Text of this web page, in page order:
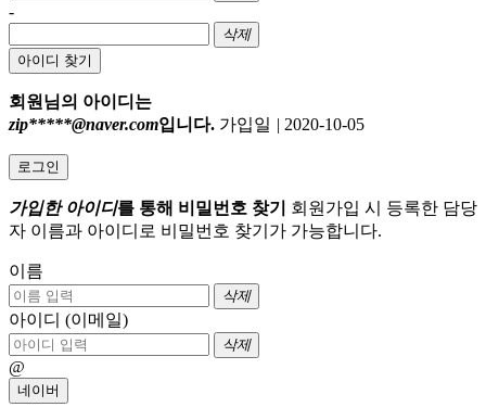
-
삭제
아이디 찾기
회원님의 아이디는
zip*****@naver.com입니다. 가입일 | 2020-10-05
로그인
가입한 아이디를 통해 비밀번호 찾기
회원가입 시 등록한 담당
자 이름과 아이디로 비밀번호 찾기가 가능합니다.
이름
삭제
아이디 (이메일)
삭제
@
네이버